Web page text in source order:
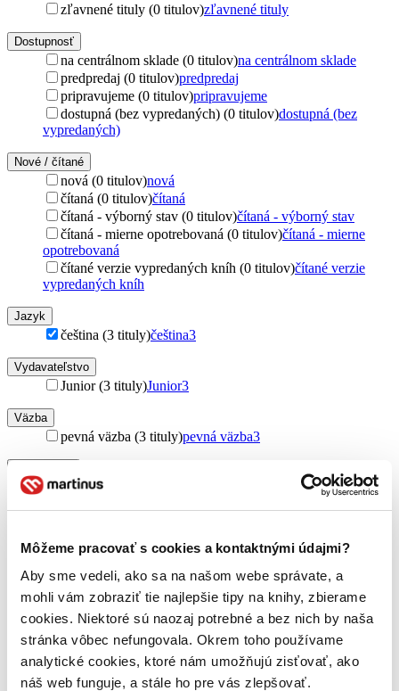
Môžeme pracovať s cookies a kontaktnými údajmi?
Aby sme vedeli, ako sa na našom webe správate, a
mohli vám zobraziť tie najlepšie tipy na knihy, zbierame
cookies. Niektoré sú naozaj potrebné a bez nich by naša
stránka vôbec nefungovala. Okrem toho používame
analytické cookies, ktoré nám umožňujú zisťovať, ako
náš web funguje, a stále ho pre vás zlepšovať.
zľavnené tituly (0 titulov)zľavnené tituly
Dostupnosť
na centrálnom sklade (0 titulov)na centrálnom sklade
predpredaj (0 titulov)predpredaj
pripravujeme (0 titulov)pripravujeme
dostupná (bez vypredaných) (0 titulov)dostupná (bez
vypredaných)
Nové / čítané
nová (0 titulov)nová
čítaná (0 titulov)čítaná
čítaná - výborný stav (0 titulov)čítaná - výborný stav
čítaná - mierne opotrebovaná (0 titulov)čítaná - mierne
opotrebovaná
čítané verzie vypredaných kníh (0 titulov)čítané verzie
vypredaných kníh
Jazyk
čeština (3 tituly)čeština3
Vydavateľstvo
Junior (3 tituly)Junior3
Väzba
pevná väzba (3 tituly)pevná väzba3
Zoradiť
Bestsellery
Top hodnotené
Novinky
Najdrahšie
Najlacnejšie
Najvyššia zľava